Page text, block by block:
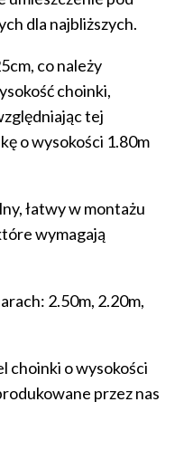
dla najbliższych.
co należy
choinki,
tej
o wysokości 1.80m
łatwy w montażu
wymagają
2.50m, 2.20m,
choinki o wysokości
przez nas